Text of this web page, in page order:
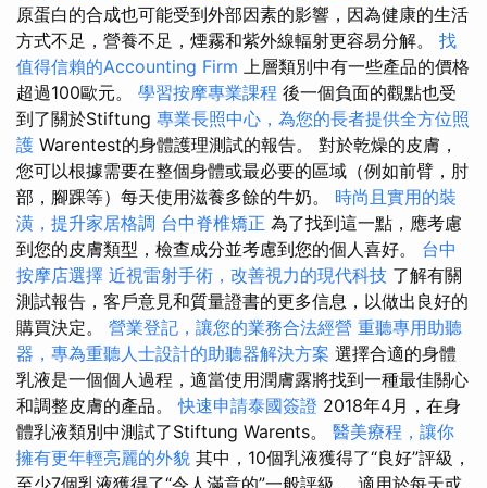
原蛋白的合成也可能受到外部因素的影響，因為健康的生活
方式不足，營養不足，煙霧和紫外線輻射更容易分解。 找
值得信賴的Accounting Firm 上層類別中有一些產品的價格
超過100歐元。 學習按摩專業課程 後一個負面的觀點也受
到了關於Stiftung 專業長照中心，為您的長者提供全方位照
護 Warentest的身體護理測試的報告。 對於乾燥的皮膚，
您可以根據需要在整個身體或最必要的區域（例如前臂，肘
部，腳踝等）每天使用滋養多餘的牛奶。 時尚且實用的裝
潢，提升家居格調 台中脊椎矯正 為了找到這一點，應考慮
到您的皮膚類型，檢查成分並考慮到您的個人喜好。 台中
按摩店選擇 近視雷射手術，改善視力的現代科技 了解有關
測試報告，客戶意見和質量證書的更多信息，以做出良好的
購買決定。 營業登記，讓您的業務合法經營 重聽專用助聽
器，專為重聽人士設計的助聽器解決方案 選擇合適的身體
乳液是一個個人過程，適當使用潤膚露將找到一種最佳關心
和調整皮膚的產品。快速申請泰國簽證 2018年4月，在身
體乳液類別中測試了Stiftung Warents。 醫美療程，讓你
擁有更年輕亮麗的外貌 其中，10個乳液獲得了“良好”評級，
至少7個乳液獲得了“令人滿意的”一般評級。 適用於每天或